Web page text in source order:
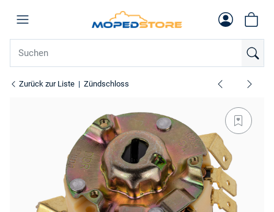
Zurück zur Liste Zündschloss